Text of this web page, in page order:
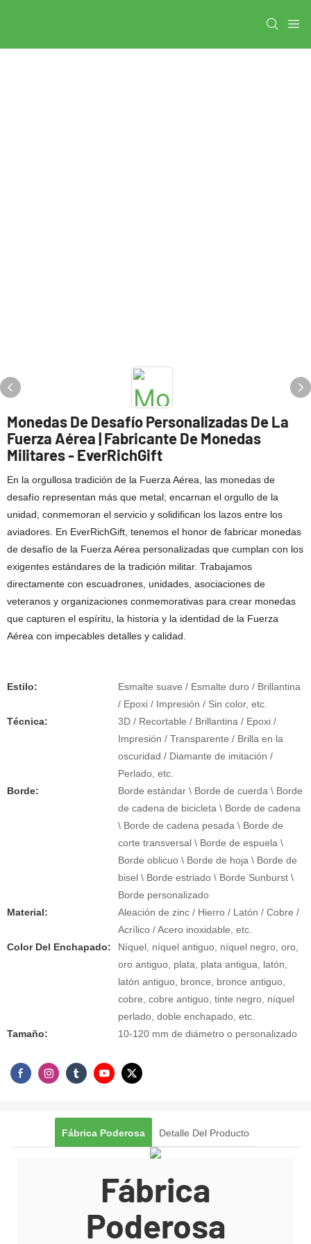
Monedas De Desafío Personalizadas De La
Fuerza Aérea | Fabricante De Monedas
Militares - EverRichGift
En la orgullosa tradición de la Fuerza Aérea, las monedas de
desafío representan más que metal; encarnan el orgullo de la
unidad, conmemoran el servicio y solidifican los lazos entre los
aviadores. En EverRichGift, tenemos el honor de fabricar monedas
de desafío de la Fuerza Aérea personalizadas que cumplan con los
exigentes estándares de la tradición militar. Trabajamos
directamente con escuadrones, unidades, asociaciones de
veteranos y organizaciones conmemorativas para crear monedas
que capturen el espíritu, la historia y la identidad de la Fuerza
Aérea con impecables detalles y calidad.
Estilo:
Esmalte suave / Esmalte duro / Brillantina
/ Epoxi / Impresión / Sin color, etc.
Técnica:
3D / Recortable / Brillantina / Epoxi /
Impresión / Transparente / Brilla en la
oscuridad / Diamante de imitación /
Perlado, etc.
Borde:
Borde estándar \ Borde de cuerda \ Borde
de cadena de bicicleta \ Borde de cadena
\ Borde de cadena pesada \ Borde de
corte transversal \ Borde de espuela \
Borde oblicuo \ Borde de hoja \ Borde de
bisel \ Borde estriado \ Borde Sunburst \
Borde personalizado
Material:
Aleación de zinc / Hierro / Latón / Cobre /
Acrílico / Acero inoxidable, etc.
Color Del Enchapado:
Níquel, níquel antiguo, níquel negro, oro,
oro antiguo, plata, plata antigua, latón,
latón antiguo, bronce, bronce antiguo,
cobre, cobre antiguo, tinte negro, níquel
perlado, doble enchapado, etc.
Tamaño:
10-120 mm de diámetro o personalizado
Fábrica Poderosa Detalle Del Producto
Fábrica
Poderosa